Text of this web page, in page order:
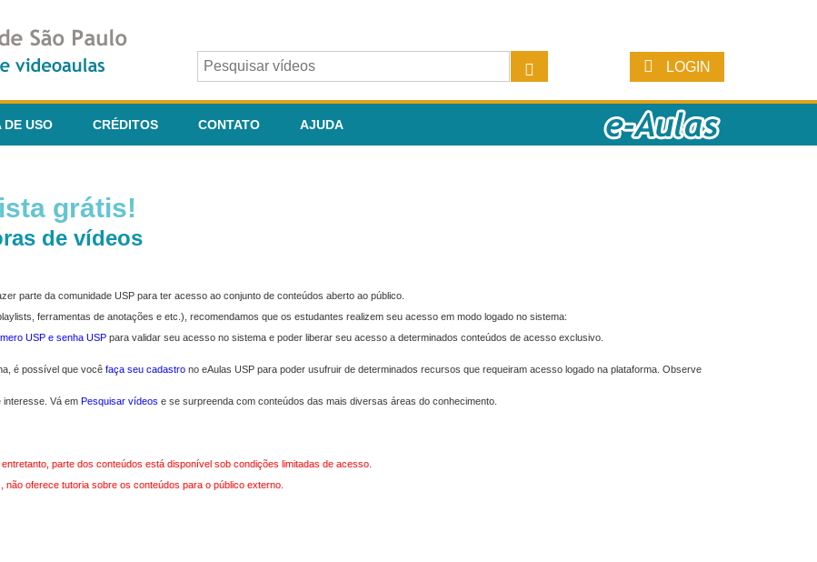
LOGIN
DE USO CRÉDITOS CONTATO AJUDA
grátis!
de vídeos
parte da comunidade USP para ter acesso ao conjunto de conteúdos aberto ao público.
ferramentas de anotações e etc.), recomendamos que os estudantes realizem seu acesso em modo logado no sistema:
USP e senha USP para validar seu acesso no sistema e poder liberar seu acesso a determinados conteúdos de acesso exclusivo.
é possível que você faça seu cadastro no eAulas USP para poder usufruir de determinados recursos que requeiram acesso logado na plataforma. Observe
interesse. Vá em Pesquisar vídeos e se surpreenda com conteúdos das mais diversas áreas do conhecimento.
parte dos conteúdos está disponível sob condições limitadas de acesso.
oferece tutoria sobre os conteúdos para o público externo.